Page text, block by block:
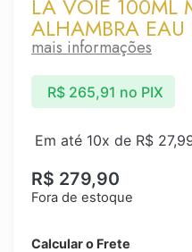
LA VOIE 100ML
ALHAMBRA EAU
mais informações
R$ 279,90
Em até 10x de R$
R$265,91 no PIX
Fora de estoque
Calcular o Frete